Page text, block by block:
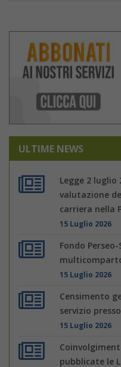
ULTIME NEWS
Legge 2 luglio
valutazione
carriera nella
15 Luglio 2026
Fondo
15 Luglio 2026
Censimento
servizio
15 Luglio 2026
pubblicate le